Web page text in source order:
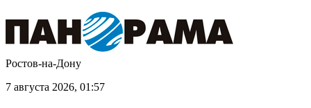
Ростов-на-Дону
7 августа 2026, 01:57